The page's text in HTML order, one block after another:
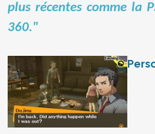
plus récentes comme la
360."